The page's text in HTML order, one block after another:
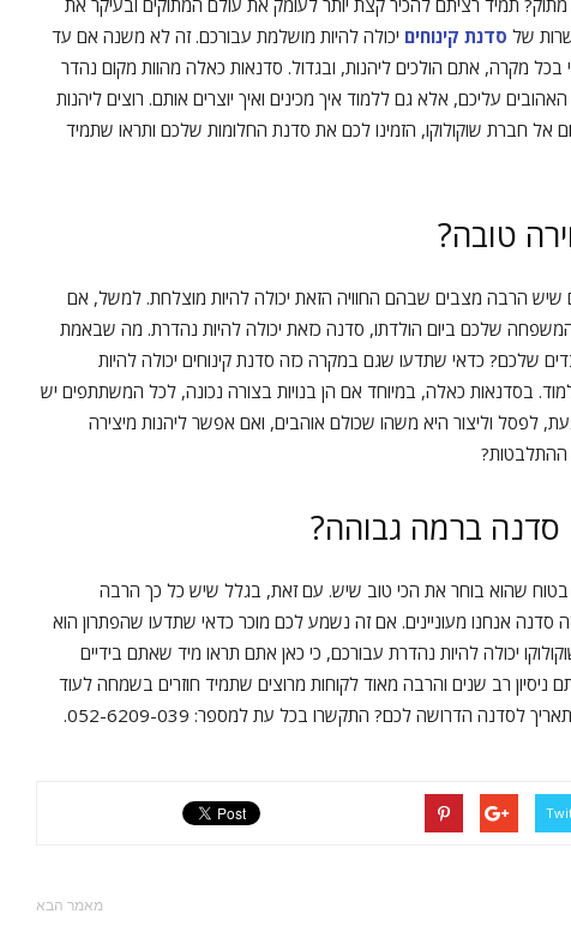
תמיד רציתם להכיר קצת יותר לעומק את עולם המתוקים ובעיקר את
של סדנת קינוחים יכולה להיות מושלמת עבורכם. זה לא משנה אם עד
מקרה, אתם הולכים ליהנות, ובגדול. סדנאות כאלה מהוות מקום נהדר
עליכם, אלא גם ללמוד איך מכינים ואיך יוצרים אותם. רוצים ליהנות
אל חברת שוקולוקו, הזמינו לכם את סדנת החלומות שלכם ותראו שתמיד
טובה?
שיש הרבה מצבים שבהם החוויה הזאת יכולה להיות מוצלחת. למשל, אם
שלכם ביום הולדתו, סדנה כזאת יכולה להיות נהדרת. מה שבאמת
שלכם? כדאי שתדעו שגם במקרה כזה סדנת קינוחים יכולה להיות
בסדנאות כאלה, במיוחד אם הן בנויות בצורה נכונה, לכל המשתתפים יש
לפסל וליצור היא משהו שכולם אוהבים, ואם אפשר ליהנות מיצירה
ההתלבטות?
סדנה ברמה גבוהה?
בטוח שהוא בוחר את הכי טוב שיש. עם זאת, בגלל שיש כל כך הרבה
אנחנו מעוניינים. אם זה נשמע לכם מוכר כדאי שתדעו שהפתרון הוא
יכולה להיות נהדרת עבורכם, כי כאן אתם תראו מיד שאתם בידיים
ניסיון רב שנים והרבה מאוד לקוחות מרוצים שתמיד חוזרים בשמחה לעוד
הדרושה לכם? התקשרו בכל עת למספר: 052-6209-039.
מאמר הבא